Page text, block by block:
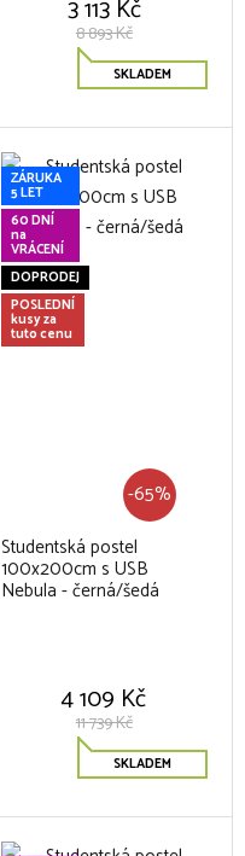
3 113 Kč
8 893 Kč
SKLADEM
ZÁRUKA
5 LET
60 DNÍ
na
VRÁCENÍ
DOPRODEJ
POSLEDNÍ
kusy za
tuto cenu
-65%
Studentská postel
100x200cm s USB
Nebula - černá/šedá
4 109 Kč
11 739 Kč
SKLADEM